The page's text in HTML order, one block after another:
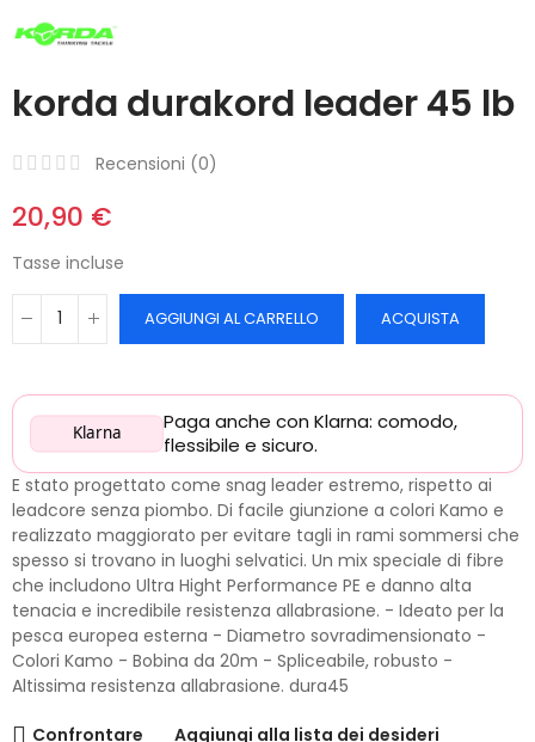
korda durakord leader 45 lb
Recensioni (0)
20,90 €
Tasse incluse
AGGIUNGI AL CARRELLO ACQUISTA
Klarna
Paga anche con Klarna: comodo,
flessibile e sicuro.
E stato progettato come snag leader estremo, rispetto ai
leadcore senza piombo. Di facile giunzione a colori Kamo e
realizzato maggiorato per evitare tagli in rami sommersi che
spesso si trovano in luoghi selvatici. Un mix speciale di fibre
che includono Ultra Hight Performance PE e danno alta
tenacia e incredibile resistenza allabrasione. - Ideato per la
pesca europea esterna - Diametro sovradimensionato -
Colori Kamo - Bobina da 20m - Spliceabile, robusto -
Altissima resistenza allabrasione. dura45
Confrontare
Aggiungi alla lista dei desideri